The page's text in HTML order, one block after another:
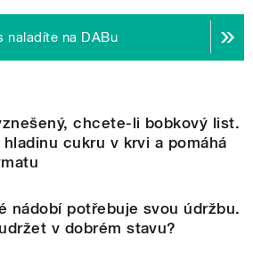
naladíte na DABu
chcete-li bobkový list.
hladinu cukru v krvi a pomáhá
nádobí potřebuje svou údržbu.
v dobrém stavu?